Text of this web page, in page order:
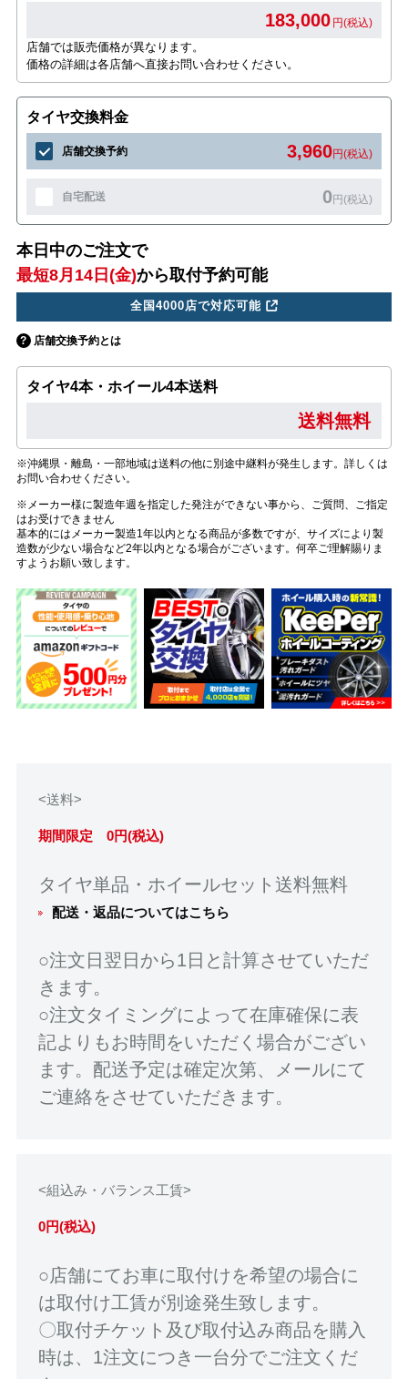
183,000 円(税込)
店舗では販売価格が異なります。
価格の詳細は各店舗へ直接お問い合わせください。
タイヤ交換料金
店舗交換予約 3,960円(税込)
自宅配送 0円(税込)
本日中のご注文で
最短8月14日(金)から取付予約可能
全国4000店で対応可能
店舗交換予約とは
タイヤ4本・ホイール4本送料
送料無料
※沖縄県・離島・一部地域は送料の他に別途中継料が発生します。詳しくは
お問い合わせください。
※メーカー様に製造年週を指定した発注ができない事から、ご質問、ご指定
はお受けできません
基本的にはメーカー製造1年以内となる商品が多数ですが、サイズにより製
造数が少ない場合など2年以内となる場合がございます。何卒ご理解賜りま
すようお願い致します。
<送料>
期間限定 0円(税込)
タイヤ単品・ホイールセット送料無料
配送・返品についてはこちら
○注文日翌日から1日と計算させていただ
きます。
○注文タイミングによって在庫確保に表
記よりもお時間をいただく場合がござい
ます。配送予定は確定次第、メールにて
ご連絡をさせていただきます。
<組込み・バランス工賃>
0円(税込)
○店舗にてお車に取付けを希望の場合に
は取付け工賃が別途発生致します。
〇取付チケット及び取付込み商品を購入
時は、1注文につき一台分でご注文くだ